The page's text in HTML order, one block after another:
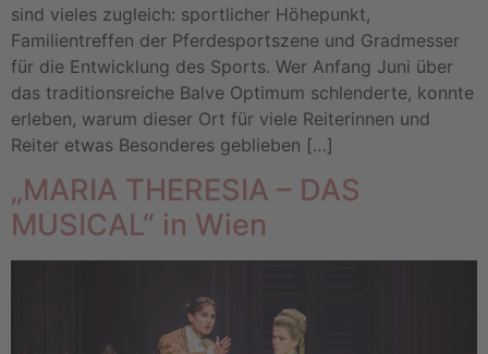
sind vieles zugleich: sportlicher Höhepunkt,
Familientreffen der Pferdesportszene und Gradmesser
für die Entwicklung des Sports. Wer Anfang Juni über
das traditionsreiche Balve Optimum schlenderte, konnte
erleben, warum dieser Ort für viele Reiterinnen und
Reiter etwas Besonderes geblieben […]
„MARIA THERESIA – DAS
MUSICAL“ in Wien